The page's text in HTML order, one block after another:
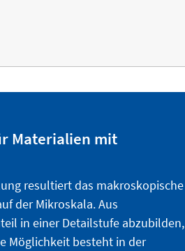
Materialien mit
resultiert das makroskopische
der Mikroskala. Aus
in einer Detailstufe abzubilden,
Möglichkeit besteht in der